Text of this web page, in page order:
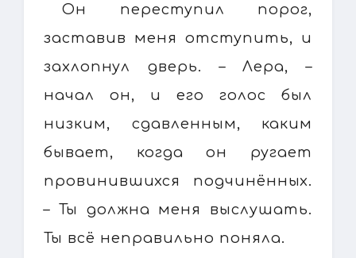
Он переступил порог,
заставив меня отступить, и
захлопнул дверь. – Лера, –
начал он, и его голос был
низким, сдавленным, каким
бывает, когда он ругает
провинившихся подчинённых.
– Ты должна меня выслушать.
Ты всё неправильно поняла.